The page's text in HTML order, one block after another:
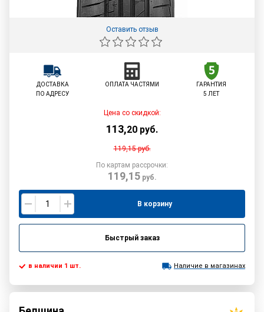
Оставить отзыв
ДОСТАВКА
ПО АДРЕСУ
ОПЛАТА ЧАСТЯМИ
ГАРАНТИЯ
5 ЛЕТ
Цена со скидкой:
113,20 руб.
119,15руб.
По картам рассрочки:
119,15руб.
В корзину
Быстрый заказ
в наличии 1 шт. Наличие в магазинах